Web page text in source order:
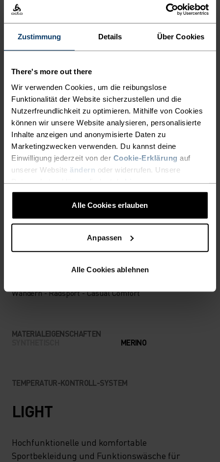
Zustimmung Details Über Cookies
There's more out there
Wir verwenden Cookies, um die reibungslose
Funktionalität der Website sicherzustellen und die
Nutzerfreundlichkeit zu optimieren. Mithilfe von Cookies
können wir unsere Website analysieren, personalisierte
Inhalte anzeigen und anonymisierte Daten zu
Marketingzwecken verwenden. Du kannst deine
Einwilligung jederzeit von der Cookie-Erklärung auf
unserer Website ändern oder widerrufen. Unsere
Alle Cookies erlauben
Anpassen
Alle Cookies ablehnen
Merinotop aus unserer Kollektion ist immer die
richtige Wahl. Natürlicher Komfort für deine
nächsten Abenteuer im Freien.
ULTIMATIVER KOMFORT,
GRENZENLOSE
FUNKTIONALITÄT.
Base Layer für unübertroffene Performance –
denn du bestimmst, wie dein Tag aussieht.
AKTIVITÄTSNIVEAU
MODERAT
Wandern - Radsport - Casual Comfort
MATERIALEIGENSCHAFTEN
MERINO
TEMPERATUR-KONTROLL-SYSTEM
LIGHT
Hochfunktionelle und komfortable
Sportbekleidung und Funktionswäsche für